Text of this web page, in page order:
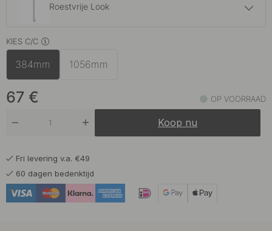
Roestvrije Look
Geborsteld Zwart
KIES C/C
384mm 1056mm
67 € OP VOORRAAD
Koop nu
Fri levering v.a. €49
60 dagen bedenktijd